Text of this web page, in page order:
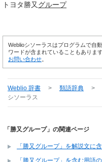
トヨタ勝又 グループ
Weblioシソーラスはプログラムで自
ワードが含まれていることもありま
お問い合わせ
Weblio 辞書 > 類語辞典 >
シソーラス
「勝又グループ」の関連ページ
「勝又グループ」を解説文に
「勝又グループ」を含む用語の